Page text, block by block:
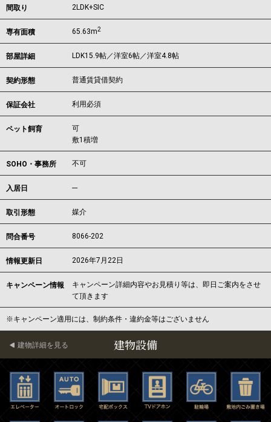
間取り 2LDK+SIC
専有面積 65.63m2
部屋詳細 LDK15.9帖／洋室6帖／洋室4.8帖
契約形態 普通賃貸借契約
保証会社 利用必須
ペット飼育
可
敷1積増
SOHO・事務所 不可
入居日 ---
取引形態 媒介
問合番号 8066-202
情報更新日 2026年7月22日
キャンペーン情報
キャンペーン詳細内容やお見積り等は、即日ご案内をさせ
て頂きます
※キャンペーン適用には、制約条件・違約金等はございません
建物設備
建物詳細を見る